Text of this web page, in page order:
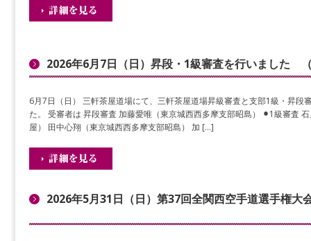
2026年6月7日（日）昇段・1級審査を行いました
6月7日（日） 三軒茶屋道場にて、三軒茶屋道場昇級審査と支部1級・昇段
た。 受審者は 昇段審査 加藤愛唯（東京城西西多摩支部昭島） ⚫︎1級審査
屋） 田中心翔（東京城西西多摩支部昭島） 加 […]
2026年5月31日（日）第37回全関西空手道選手権